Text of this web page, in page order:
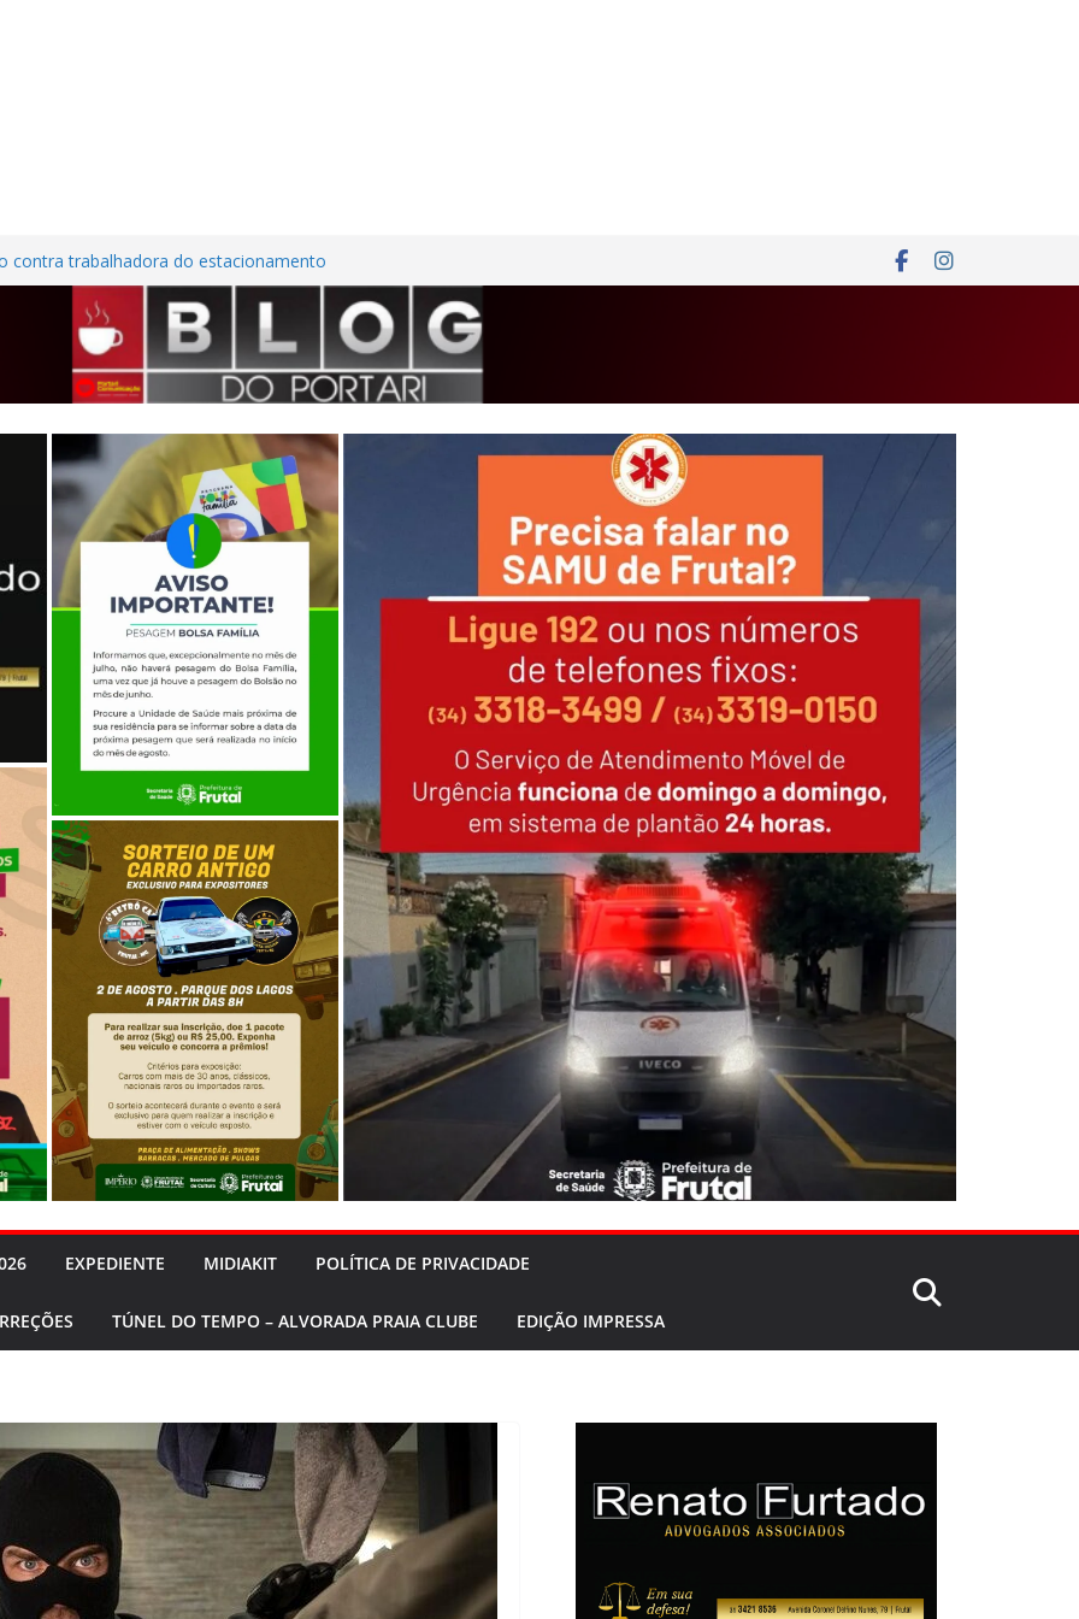
contra trabalhadora do estacionamento
Frutal
Nordestina
casa desabitada e furtam bicicleta,
no Centro de Frutal
em investimentos, obras de melhoria
em ritmo avançado
EXPEDIENTE MIDIAKIT POLÍTICA DE PRIVACIDADE
TÚNEL DO TEMPO – ALVORADA PRAIA CLUBE EDIÇÃO IMPRESSA